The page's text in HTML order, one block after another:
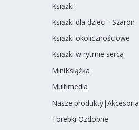
Książki
Książki dla dzieci - Szaron
Książki okolicznościowe
Książki w rytmie serca
MiniKsiążka
Multimedia
Nasze produkty|Akcesoria
Torebki Ozdobne